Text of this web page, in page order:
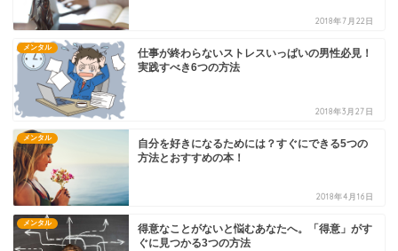
2018年7月22日
メンタル
仕事が終わらないストレスいっぱいの男性必見！
実践すべき6つの方法
2018年3月27日
メンタル
自分を好きになるためには？すぐにできる5つの
方法とおすすめの本！
2018年4月16日
メンタル
得意なことがないと悩むあなたへ。「得意」がす
ぐに見つかる3つの方法